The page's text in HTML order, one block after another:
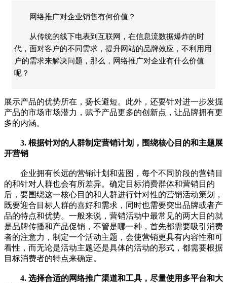
网络推广对企业销售有何价值？
从传统的线下电表到互联网，在信息流数据爆炸的时
代，面对客户的不同需求，提升网站的品牌效应，不利用用
户的需求来解决问题，那么，网络推广对企业有什么价值
呢？
展示产品的优势所在，扬长避短。此外，还要针对进一步发掘
产品的市场市场潜力，赋予产品更多的创新点，让品牌拥有更
多的内涵。
3. 根据针对的人群制定营销计划，围绕核心目的和主题展
开营销
企业拥有长远的营销计划和蓝图，每个不同阶段的营销目
的和针对人群也会有所差异。确定目标消费群体和营销目的
后，要围绕这一核心目的和人群进行针对性的营销活动策划，
既要迎合目标人群的喜好和需求，同时也需要突出品牌或者产
品的特点和优势。一般来说，营销活动中最常见的两大目的就
是品牌传播和产品促销，不管是哪一种，首先都需要吸引消费
者的注意力，制定一个活动主题，会使营销更具有内容性和可
看性，而无论是活动主题还是具体的活动的形式，都需要根据
目标消费者的特点来确定。
4. 选择合适的网络推广渠道和工具，尽量使用多平台和大